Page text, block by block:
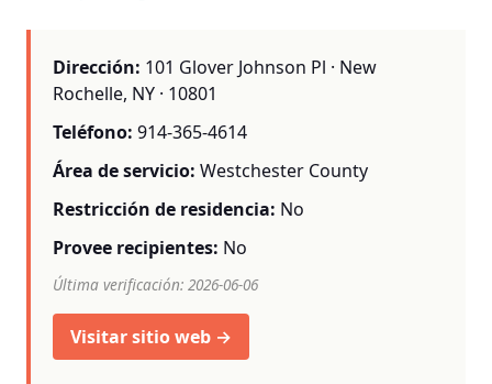
Dirección: 101 Glover Johnson Pl · New
Rochelle, NY · 10801
Teléfono: 914-365-4614
Área de servicio: Westchester County
Restricción de residencia: No
Provee recipientes: No
Última verificación: 2026-06-06
Visitar sitio web →